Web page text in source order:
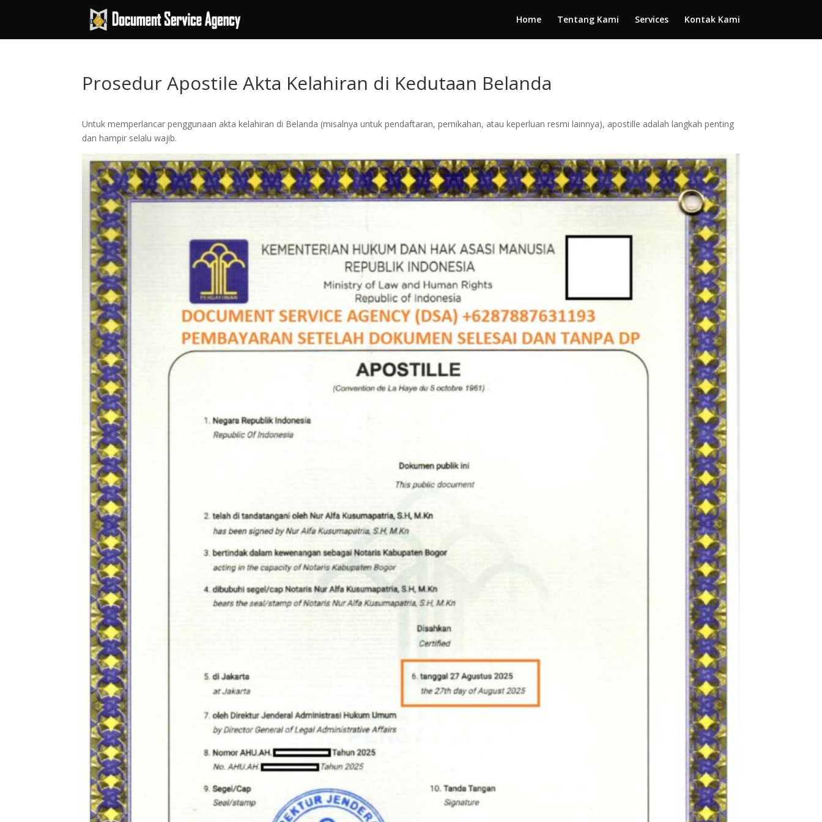
Home Tentang Kami Services Kontak Kami
Prosedur Apostile Akta Kelahiran di Kedutaan Belanda
Untuk memperlancar penggunaan akta kelahiran di Belanda (misalnya untuk pendaftaran, pernikahan, atau keperluan resmi lainnya), apostille adalah langkah penting
dan hampir selalu wajib.